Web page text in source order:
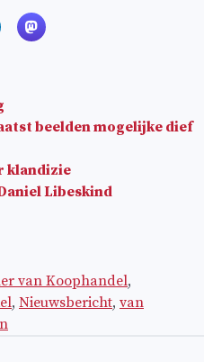
beelden mogelijke dief
klandizie
Libeskind
van Koophandel,
, Nieuwsbericht, van